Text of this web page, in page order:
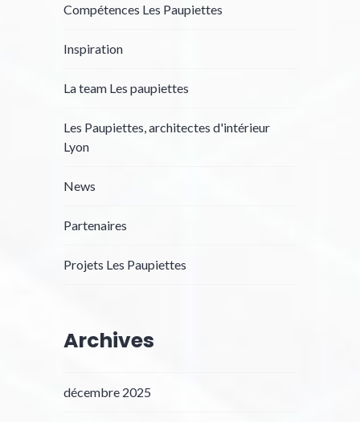
Compétences Les Paupiettes
Inspiration
La team Les paupiettes
Les Paupiettes, architectes d'intérieur
Lyon
News
Partenaires
Projets Les Paupiettes
Archives
décembre 2025